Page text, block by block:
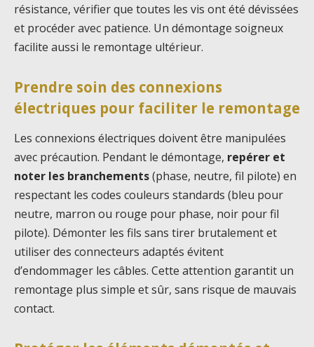
résistance, vérifier que toutes les vis ont été dévissées
et procéder avec patience. Un démontage soigneux
facilite aussi le remontage ultérieur.
Prendre soin des connexions
électriques pour faciliter le remontage
Les connexions électriques doivent être manipulées
avec précaution. Pendant le démontage, repérer et
noter les branchements(phase, neutre, fil pilote) en
respectant les codes couleurs standards (bleu pour
neutre, marron ou rouge pour phase, noir pour fil
pilote). Démonter les fils sans tirer brutalement et
utiliser des connecteurs adaptés évitent
d’endommager les câbles. Cette attention garantit un
remontage plus simple et sûr, sans risque de mauvais
contact.